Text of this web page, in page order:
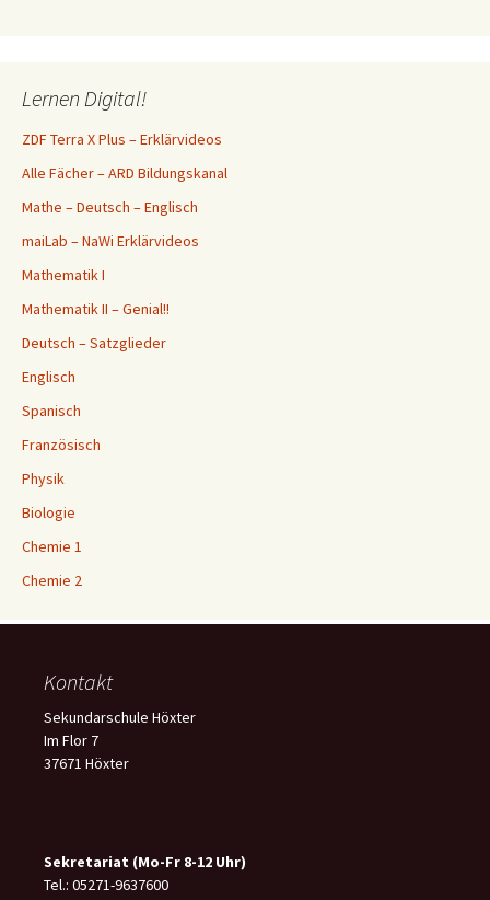
Ferien….
23. Juli 2026
Lernen Digital!
ZDF Terra X Plus – Erklärvideos
Alle Fächer – ARD Bildungskanal
Mathe – Deutsch – Englisch
maiLab – NaWi Erklärvideos
Mathematik I
Mathematik II – Genial!!
Deutsch – Satzglieder
Englisch
Spanisch
Französisch
Physik
Biologie
Chemie 1
Chemie 2
Kontakt
Sekundarschule Höxter
Im Flor 7
37671 Höxter
Sekretariat (Mo-Fr 8-12 Uhr)
Tel.: 05271-9637600